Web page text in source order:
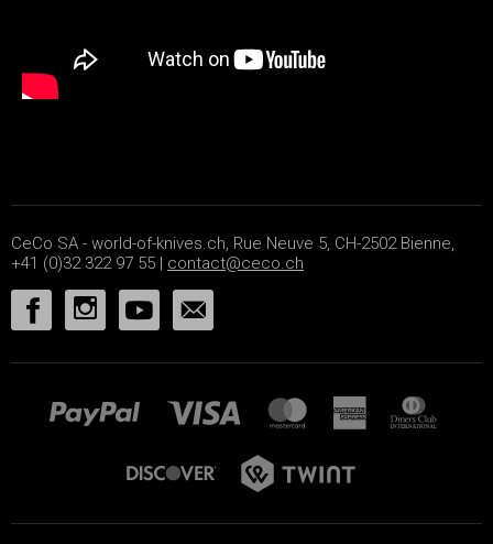
CeCo SA - world-of-knives.ch, Rue Neuve 5, CH-2502 Bienne,
+41 (0)32 322 97 55 | contact@ceco.ch